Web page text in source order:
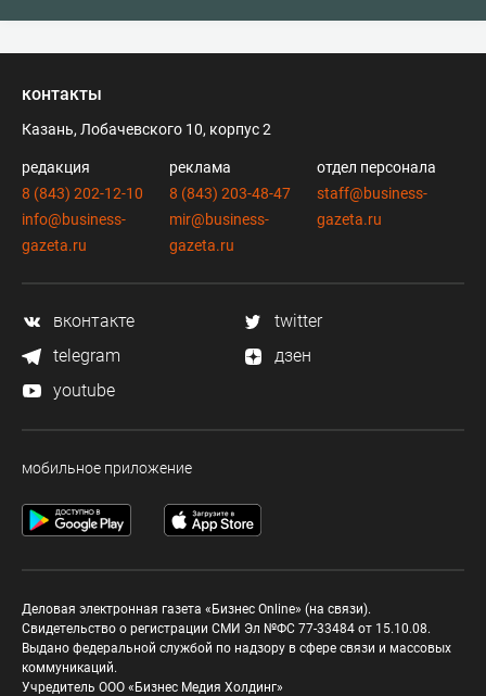
контакты
Казань, Лобачевского 10, корпус 2
редакция
8 (843) 202-12-10
info@business-
gazeta.ru
реклама
8 (843) 203-48-47
mir@business-
gazeta.ru
отдел персонала
staff@business-
gazeta.ru
вконтакте
twitter
telegram
дзен
youtube
мобильное приложение
Деловая электронная газета «Бизнес Online» (на связи).
Свидетельство о регистрации СМИ Эл №ФС 77-33484 от 15.10.08.
Выдано федеральной службой по надзору в сфере связи и массовых
коммуникаций.
Учредитель ООО «Бизнес Медия Холдинг»